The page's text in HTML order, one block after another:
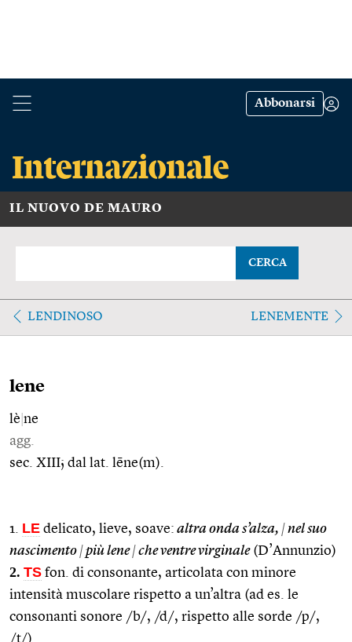
Abbonarsi
IL NUOVO DE MAURO
CERCA
LENDINOSO LENEMENTE
lene
lè ne
agg.
sec. XIII; dal lat. lēne(m).
1. LE delicato, lieve, soave: altra onda s’alza, |nel suo
nascimento |più lene|che ventre virginale(D’Annunzio)
2. TS fon. di consonante, articolata con minore
intensità muscolare rispetto a un’altra (ad es. le
consonanti sonore /b/, /d/, rispetto alle sorde /p/,
/t/)